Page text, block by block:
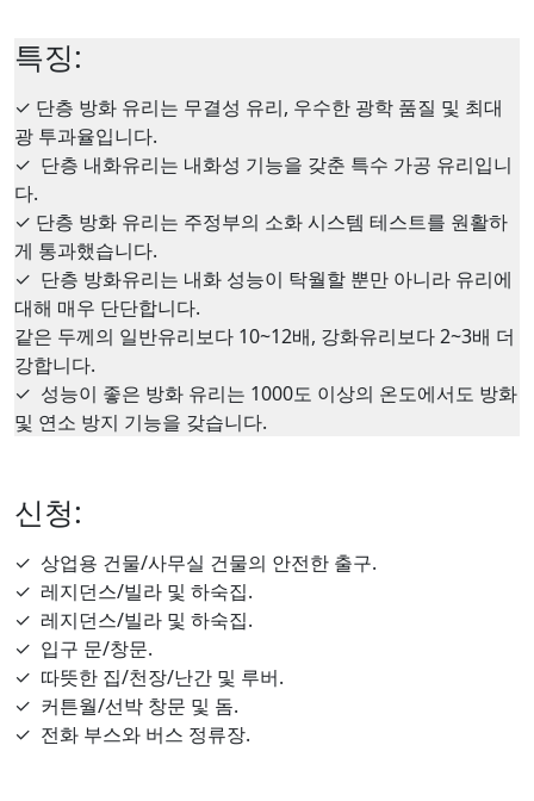
특징:
✓ 단층 방화 유리는 무결성 유리, 우수한 광학 품질 및 최대
광 투과율입니다.
✓ 단층 내화유리는 내화성 기능을 갖춘 특수 가공 유리입니
다.
✓ 단층 방화 유리는 주정부의 소화 시스템 테스트를 원활하
게 통과했습니다.
✓ 단층 방화유리는 내화 성능이 탁월할 뿐만 아니라 유리에
대해 매우 단단합니다.
같은 두께의 일반유리보다 10~12배, 강화유리보다 2~3배 더
강합니다.
✓ 성능이 좋은 방화 유리는 1000도 이상의 온도에서도 방화
및 연소 방지 기능을 갖습니다.
신청:
✓ 상업용 건물/사무실 건물의 안전한 출구.
✓ 레지던스/빌라 및 하숙집.
✓ 레지던스/빌라 및 하숙집.
✓ 입구 문/창문.
✓ 따뜻한 집/천장/난간 및 루버.
✓ 커튼월/선박 창문 및 돔.
✓ 전화 부스와 버스 정류장.